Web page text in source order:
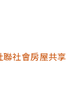
聯社會房屋共享